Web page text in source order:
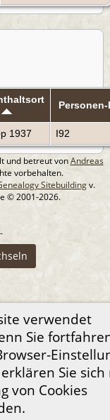
verwendet
Sie
Sie
von Cookies
1937 I92
und betreut vonAndreas
vorbehalten.
Sitebuildingv.
© 2001-2026.